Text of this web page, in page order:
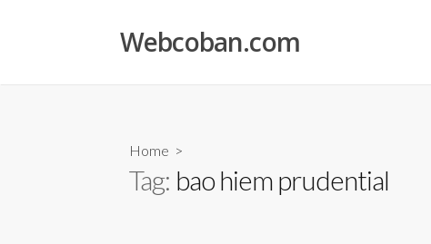
Webcoban.com
Home >
Tag: bao hiem prudential